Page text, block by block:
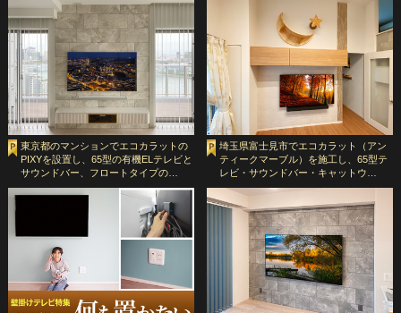
東京都のマンションでエコカラットの
PIXYを設置し、65型の有機ELテレビと
サウンドバー、フロートタイプの…
埼玉県富士見市でエコカラット（アン
ティークマーブル）を施工し、65型テ
レビ・サウンドバー・キャットウ…